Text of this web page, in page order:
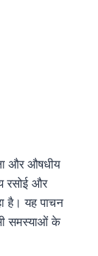
और औषधीय
रसोई और
है। यह पाचन
समस्याओं के